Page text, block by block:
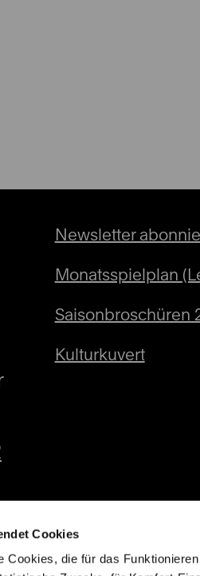
Cookies
Cookies, die für das
Newsletter
Monatsspielplan
Saisonbroschüren
Kulturkuvert